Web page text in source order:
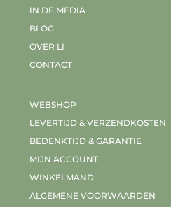
IN DE MEDIA
BLOG
OVER LI
CONTACT
WEBSHOP
LEVERTIJD & VERZENDKOSTEN
BEDENKTIJD & GARANTIE
MIJN ACCOUNT
WINKELMAND
ALGEMENE VOORWAARDEN